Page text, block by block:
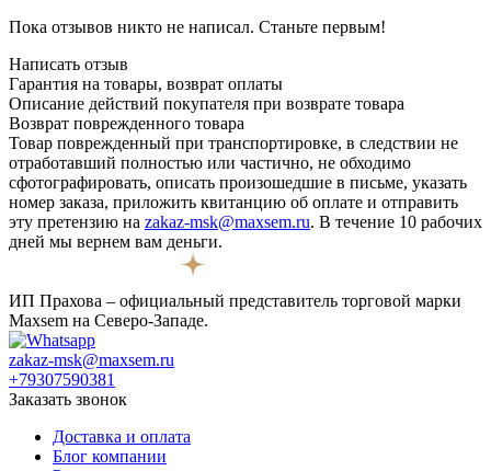
Пока отзывов никто не написал. Станьте первым!
Написать отзыв
Гарантия на товары, возврат оплаты
Описание действий покупателя при возврате товара
Возврат поврежденного товара
Товар поврежденный при транспортировке, в следствии не
отработавший полностью или частично, не обходимо
сфотографировать, описать произошедшие в письме, указать
номер заказа, приложить квитанцию об оплате и отправить
эту претензию на zakaz-msk@maxsem.ru. В течение 10 рабочих
дней мы вернем вам деньги.
ИП Прахова – официальный представитель торговой марки
Maxsem на Северо-Западе.
zakaz-msk@maxsem.ru
+79307590381
Заказать звонок
Доставка и оплата
Блог компании